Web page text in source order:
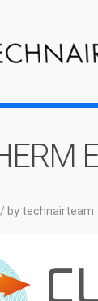
/ by technairteam